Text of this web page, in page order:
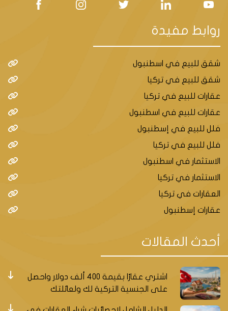
إسطنبول هي مدينة عريقة ومتنوعة، تجمع بين التاريخ
والحداثة، وبين الثقافات والحضارات. وفي هذه المدينة
العظيمة، توجد منطقة تبرز بسرعة نموها وتطورها، وهي
اسنيورت. اسنيورت هي منطقة تقع في الجانب الأوروبي
من إسطنبول، وتعد من أكثر المناطق جاذبية للمستثمرين
العقاريين، لأسباب عديدة. في هذه المقالة، سنشرح لك
وهي:
الموقع الاستيراتيجي
اسنيورت تتمتع بموقع استراتيجي في إسطنبول، حيث
تربطها وسائل نقل عامة متعددة وفعالة بمختلف أنحاء
المدينة. يمكنك الانتقال من اسنيورت إلى وسط المدينة أو
روابط مفيدة
شقق للبيع في اسطنبول
شقق للبيع في تركيا
عقارات للبيع في تركيا
عقارات للبيع في اسطنبول
فلل للبيع في إسطنبول
فلل للبيع في تركيا
الاستثمار في اسطنبول
الاستثمار في تركيا
العقارات في تركيا
عقارات إسطنبول
أحدث المقالات
اشتري عقارًا بقيمة 400 ألف دولار واحصل
على الجنسية التركية لك ولعائلتك